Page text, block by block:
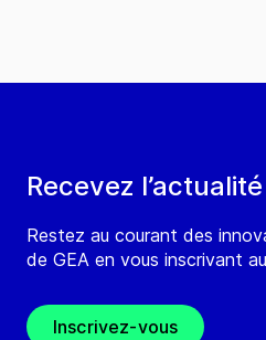
Recevez
Restez au courant des
de GEA en vous inscrivant
Inscrivez-vous